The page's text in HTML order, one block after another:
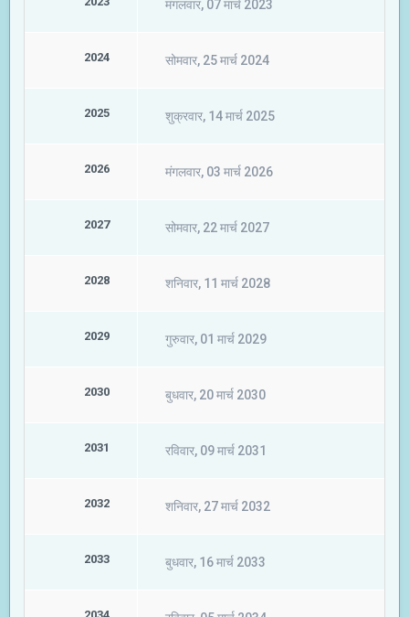
मंगलवार, 07 मार्च 2023
2024 सोमवार, 25 मार्च 2024
2025 शुक्रवार, 14 मार्च 2025
2026 मंगलवार, 03 मार्च 2026
2027 सोमवार, 22 मार्च 2027
2028 शनिवार, 11 मार्च 2028
2029 गुरुवार, 01 मार्च 2029
2030 बुधवार, 20 मार्च 2030
2031 रविवार, 09 मार्च 2031
2032 शनिवार, 27 मार्च 2032
2033 बुधवार, 16 मार्च 2033